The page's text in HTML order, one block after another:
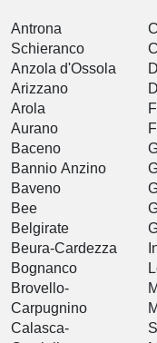
Antrona
Schieranco
Anzola d'Ossola
Arizzano
Arola
Aurano
Baceno
Bannio Anzino
Baveno
Bee
Belgirate
Beura-Cardezza
Bognanco
Brovello-
Carpugnino
Calasca-